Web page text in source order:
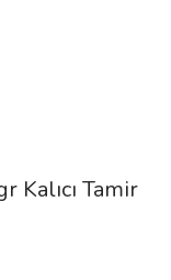
Kalıcı Tamir